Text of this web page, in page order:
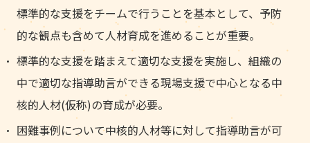
標準的な支援をチームで行うことを基本として、予防
的な観点も含めて人材育成を進めることが重要。
標準的な支援を踏まえて適切な支援を実施し、組織の
中で適切な指導助言ができる現場支援で中心となる中
核的人材(仮称)の育成が必要。
困難事例について中核的人材等に対して指導助言が可